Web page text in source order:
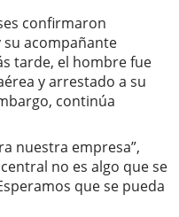
confirmaron
acompañante
tarde, el hombre fue
y arrestado a su
continúa
nuestra empresa”,
no es algo que se
que se pueda